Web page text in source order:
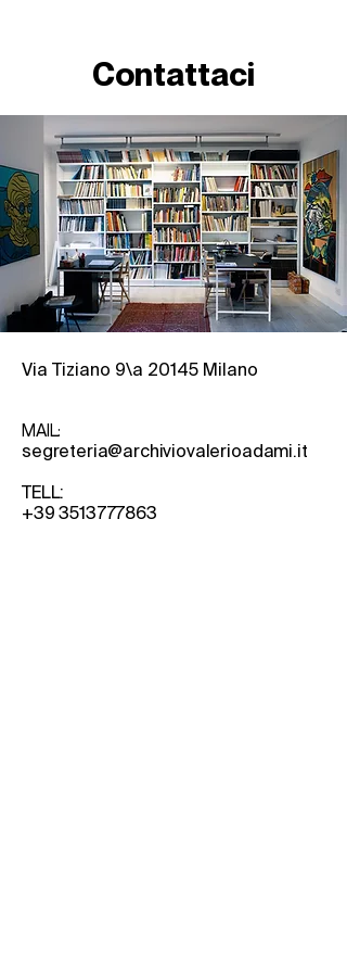
Contattaci
Via Tiziano 9\a 20145 Milano
MAIL:
segreteria@archiviovalerioadami.it
TELL:
+39 3513777863